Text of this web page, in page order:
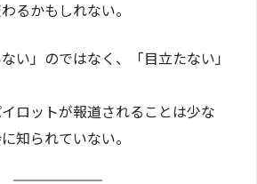
るかもしれない。
い」のではなく、「目立たない」
ロットが報道されることは少な
知られていない。